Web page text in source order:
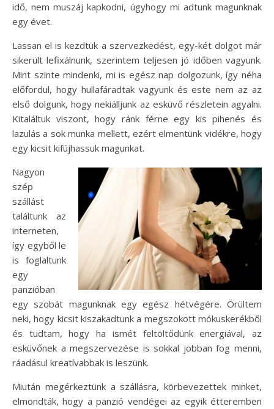
idő, nem muszáj kapkodni, úgyhogy mi adtunk magunknak
egy évet.
Lassan el is kezdtük a szervezkedést, egy-két dolgot már
sikerült lefixálnunk, szerintem teljesen jó időben vagyunk.
Mint szinte mindenki, mi is egész nap dolgozunk, így néha
előfordul, hogy hullafáradtak vagyunk és este nem az az
első dolgunk, hogy nekiálljunk az esküvő részletein agyalni.
Kitaláltuk viszont, hogy ránk férne egy kis pihenés és
lazulás a sok munka mellett, ezért elmentünk vidékre, hogy
egy kicsit kifújhassuk magunkat.
Nagyon
szép
szállást
találtunk az
interneten,
így egyből le
is foglaltunk
egy
panzióban
egy szobát magunknak egy egész hétvégére. Örültem
neki, hogy kicsit kiszakadtunk a megszokott mókuskerékből
és tudtam, hogy ha ismét feltöltődünk energiával, az
esküvőnek a megszervezése is sokkal jobban fog menni,
ráadásul kreatívabbak is leszünk.
Miután megérkeztünk a szállásra, körbevezettek minket,
elmondták, hogy a panzió vendégei az egyik étteremben